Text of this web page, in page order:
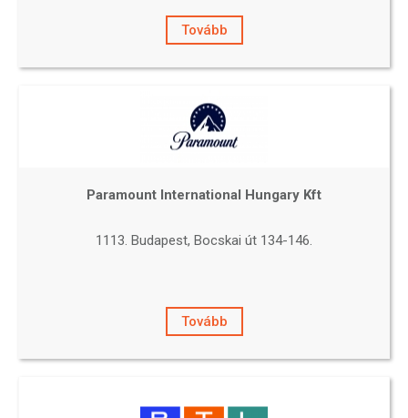
Tovább
Paramount International Hungary Kft
1113. Budapest, Bocskai út 134-146.
Tovább